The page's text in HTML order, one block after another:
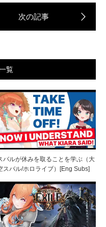
覧
バルが休みを取ることを学ぶ（大
スバル/ホロライブ）[Eng Subs]